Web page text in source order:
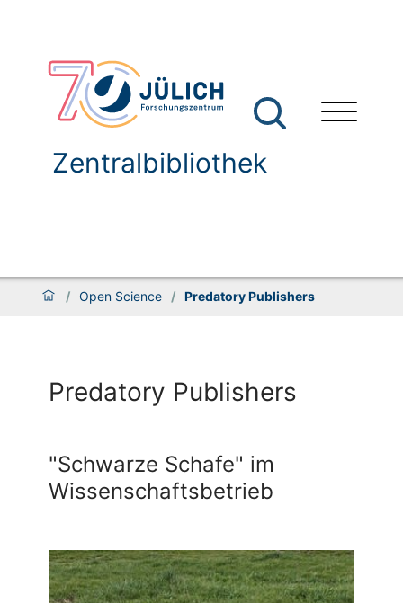
Zentralbibliothek
/ Open Science / Predatory Publishers
Predatory Publishers
"Schwarze Schafe" im
Wissenschaftsbetrieb